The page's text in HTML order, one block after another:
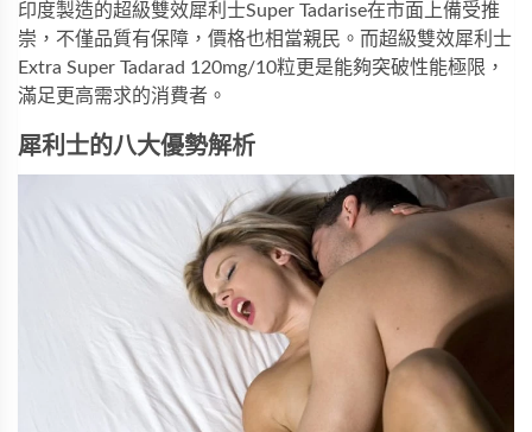
印度製造的超級雙效犀利士Super Tadarise在市面上備受推
崇，不僅品質有保障，價格也相當親民。而超級雙效犀利士
Extra Super Tadarad 120mg/10粒更是能夠突破性能極限，
滿足更高需求的消費者。
犀利士的八大優勢解析